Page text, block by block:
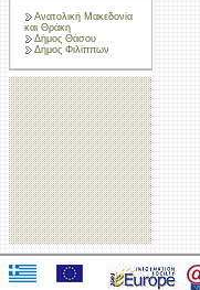
Ανατολική Μακεδονία
και Θράκη
Δήμος Θάσου
Δήμος Φιλίππων